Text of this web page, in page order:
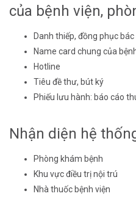
của bệnh viện,
Danh thiếp, đồng phục bác
Name card chung của
Hotline
Tiêu đề thư, bút ký
Phiếu lưu hành: báo cáo
Nhận diện hệ
Phòng khám bệnh
Khu vực điều trị nội trú
Nhà thuốc bệnh viện